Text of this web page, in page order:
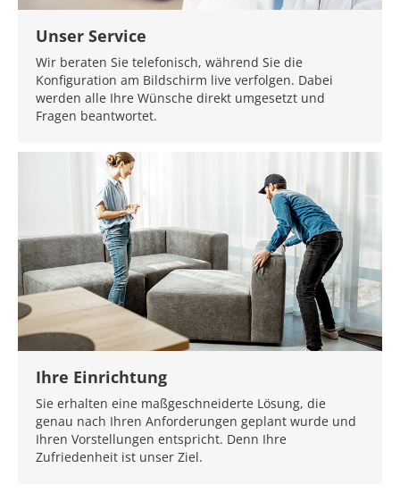
Unser Service
Wir beraten Sie telefonisch, während Sie die
Konfiguration am Bildschirm live verfolgen. Dabei
werden alle Ihre Wünsche direkt umgesetzt und
Fragen beantwortet.
Ihre Einrichtung
Sie erhalten eine maßgeschneiderte Lösung, die
genau nach Ihren Anforderungen geplant wurde und
Ihren Vorstellungen entspricht. Denn Ihre
Zufriedenheit ist unser Ziel.